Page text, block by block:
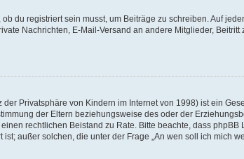
du registriert sein musst, um Beiträge zu schreiben. Auf
Nachrichten, E-Mail-Versand an andere Mitglieder,
Privatsphäre von Kindern im Internet von 1998) ist ein
der Eltern beziehungsweise des oder der
rechtlichen Beistand zu Rate. Bitte beachte, dass
außer solchen, die unter der Frage „An wen soll ich mich